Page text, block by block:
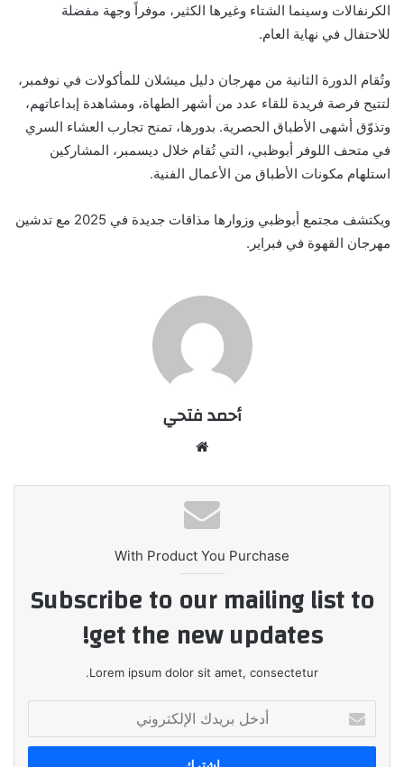
الكرنفالات وسينما الشتاء وغيرها الكثير ، موفراوجهة مفضلة
للاحتفال في نهاية العام.
وتُقام الدورة الثانية من مهرجان دليل ميشلان للمأكولات في نوفمبر،
لتتيح فرصة فريدة للقاء عدد من أشهر الطهاة، ومشاهدة إبداعاتهم،
وتذوّق أشهى الأطباق الحصرية. بدورها، تمنح تجارب العشاء السري
في متحف اللوفر أبوظبي، التي تقام خلال ديسمبر، المشاركين
استلهام مكونات الأطباق من الأعمال الفنية.
ويكتشف مجتمع أبوظبي وزوارها مذاقات جديدة في 2025 مع تدشين
مهرجان القهوة في فبراير .
أحمد فتحي
With Product You Purchase
Subscribe to our mailing list to
get the new updates!
Lorem ipsum dolor sit amet, consectetur.
بريدك
الإلكتروني